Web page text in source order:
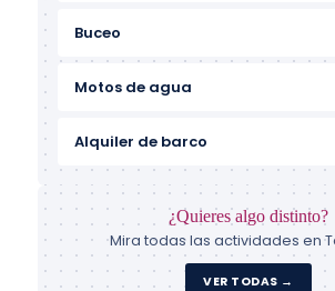
Buceo
Motos de agua
Alquiler de barco
¿Quieres algo distinto?
Mira todas las actividades en
VER TODAS →